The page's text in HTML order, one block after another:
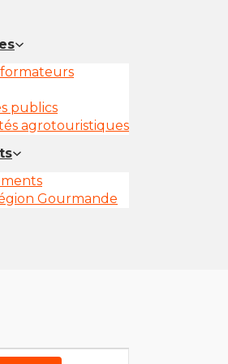
publics
agrotouristiques
Gourmande